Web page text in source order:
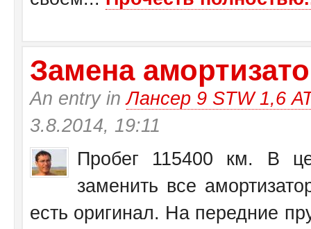
Замена
An entry inЛансер 9 STW 1,6
3.8.2014, 19:11
Пробег 115400 км. В
заменить все
есть оригинал. На передние